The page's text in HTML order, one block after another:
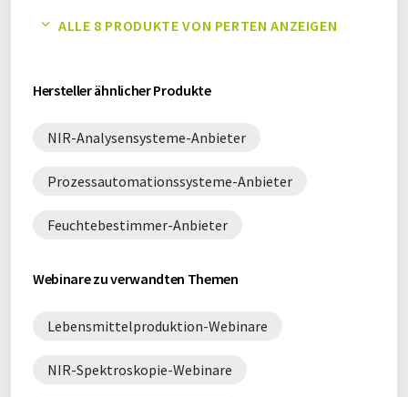
NIR-Spektroskopie-Whitepaper
Qualitätsanalyse-Whitepaper
Qualitätskontrolle-Whitepaper
ALLE 8 PRODUKTE VON PERTEN ANZEIGEN
Hersteller ähnlicher Produkte
NIR-Analysensysteme-Anbieter
Prozessautomationssysteme-Anbieter
Feuchtebestimmer-Anbieter
Webinare zu verwandten Themen
Lebensmittelproduktion-Webinare
NIR-Spektroskopie-Webinare